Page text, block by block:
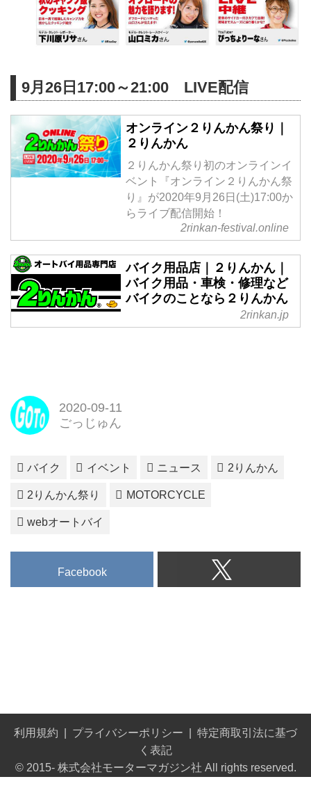
9月26日17:00～21:00 LIVE配信
オンライン２りんかん祭り｜
２りんかん
２りんかん祭り初のオンラインイ
ベント『オンライン２りんかん祭
り』が2020年9月26日(土)17:00か
らライブ配信開始！
2rinkan-festival.online
バイク用品店｜２りんかん｜
バイク用品・車検・修理など
バイクのことなら２りんかん
2rinkan.jp
2020-09-11
ごっじゅん
バイク イベント ニュース 2りんかん
2りんかん祭り MOTORCYCLE
webオートバイ
Facebook
利用規約 プライバシーポリシー
特定商取引法に基づ
く表記
© 2015- 株式会社モーターマガジン社 All rights reserved.